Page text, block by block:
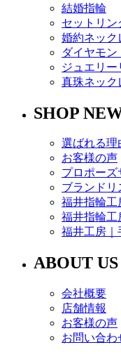
結婚指輪
セットリン
婚約ネック
ダイヤモン
ジュエリー
真珠ネック
SHOP
選ばれる理
お客様の声
プロポーズ
ブランドリ
福井指輪工
福井指輪工
福井工房｜
ABOUT US
会社概要
店舗情報
お客様の声
お問い合わ